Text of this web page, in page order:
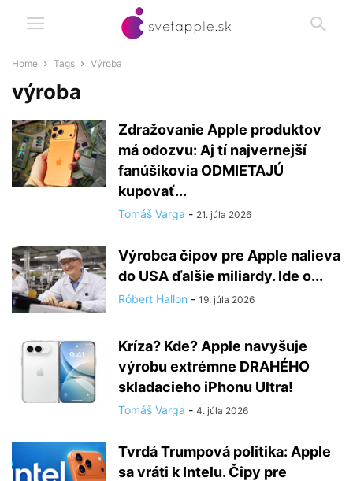
Home Tags Výroba
výroba
Zdražovanie Apple produktov
má odozvu: Aj tí najvernejší
fanúšikovia ODMIETAJÚ
kupovať...
Tomáš Varga - 21. júla 2026
Výrobca čipov pre Apple nalieva
do USA ďalšie miliardy. Ide o...
Róbert Hallon - 19. júla 2026
Kríza? Kde? Apple navyšuje
výrobu extrémne DRAHÉHO
skladacieho iPhonu Ultra!
Tomáš Varga - 4. júla 2026
Tvrdá Trumpová politika: Apple
sa vráti k Intelu. Čipy pre